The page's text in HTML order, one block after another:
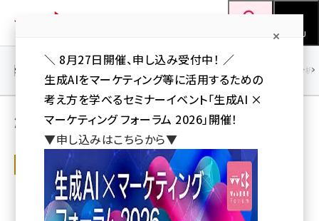
ン
MENU
seo (3526)
ai (2807)
youtube (2434)
SEO アクセス解析／データ分析
解説記事 人気記事ランキング
日本マイクロソフト、サイバーエージェン
ト、文藝春秋、電通などが登壇！ 「生成AI
× マーケティング フォーラム 2026」
【8/27オンライン開催】
＼ 8月27日開催、申し込み受付中！ ／
生成AIをマーケティング等に活用するための
考え方を学べるセミナーイベント「生成AI ×
マーケティング フォーラム 2026」開催！
▼申し込みはこちらから▼